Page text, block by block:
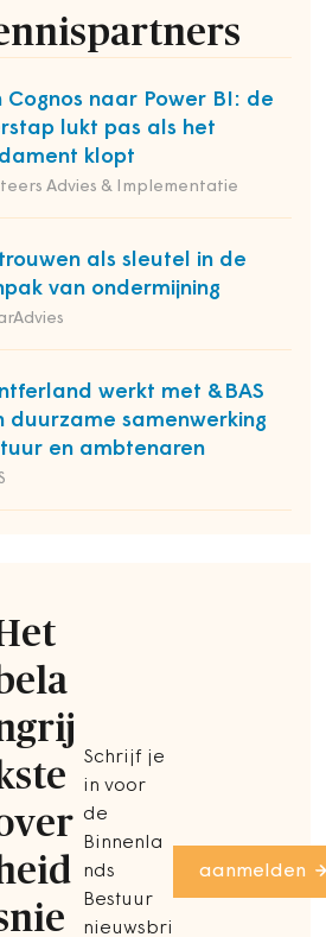
Cognos naar Power BI: de
lukt pas als het
klopt
Advies & Implementatie
als sleutel in de
van ondermijning
werkt met &BAS
duurzame samenwerking
en ambtenaren
Schrijf je
in voor
de
Binnenla
nds
Bestuur
nieuwsbri
aanmelden